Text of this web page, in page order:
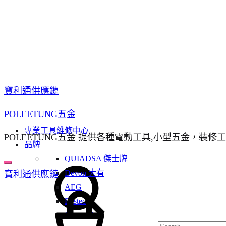
寶利通供應鏈
POLEETUNG五金
POLEETUNG五金 提供各種電動工具,小型五金，裝修
專業工具維修中心
品牌
QUIADSA 傑士牌
Devon 大有
AEG
Bestech
Super Glue
寶利通供應鏈